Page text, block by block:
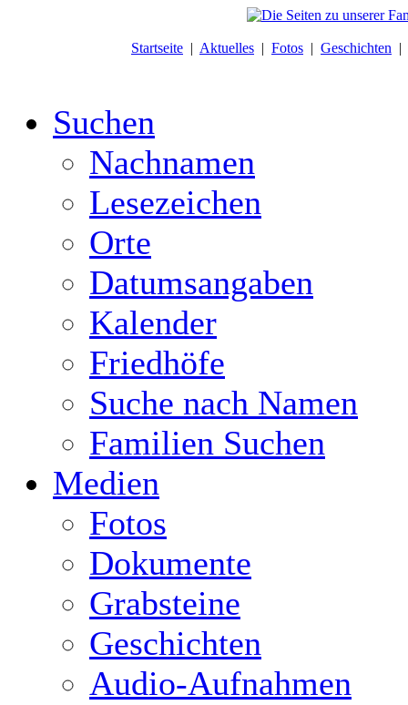
Startseite | Aktuelles | Fotos | Geschichten |
Suchen
Nachnamen
Lesezeichen
Orte
Datumsangaben
Kalender
Friedhöfe
Suche nach Namen
Familien Suchen
Medien
Fotos
Dokumente
Grabsteine
Geschichten
Audio-Aufnahmen